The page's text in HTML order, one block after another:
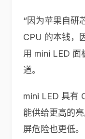
“因为苹果自研
CPU 的本钱，
用 mini LED 面
道。
mini LED 具有
能供给更高的
屏危险也更低。